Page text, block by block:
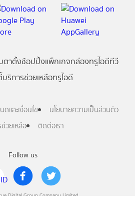
Follow us
Digital Group Company Limited.
ตาตั้งช้อปปิ้งแพ็กเกจกล่องทรูไอดีทีวี
บริการช่วยเหลือทรูไอดี
และเงื่อนไข
นโยบายความเป็นส่วนตัว
วยเหลือ
ติดต่อเรา